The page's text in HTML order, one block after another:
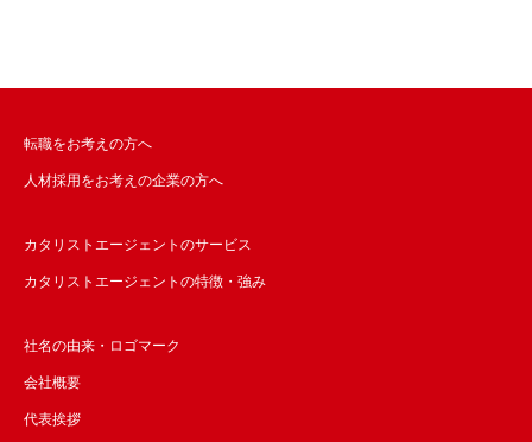
転職をお考えの方へ
人材採用をお考えの企業の方へ
カタリストエージェントのサービス
カタリストエージェントの特徴・強み
社名の由来・ロゴマーク
会社概要
代表挨拶